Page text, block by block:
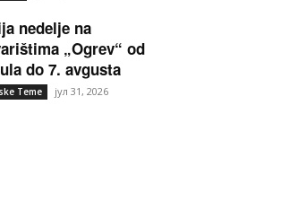
nedelje na
„Ogrev“ od
do 7. avgusta
Teme јул 31, 2026